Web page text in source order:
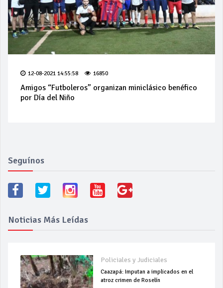
12-08-2021 14:55:58 16850
Amigos “Futboleros” organizan miniclásico benéfico
por Día del Niño
Seguínos
Noticias Más Leídas
Policiales y Judiciales
Caazapá: Imputan a implicados en el
atroz crimen de Roselín